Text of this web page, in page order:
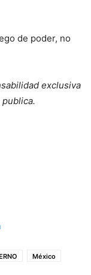
de poder, no
exclusiva
México